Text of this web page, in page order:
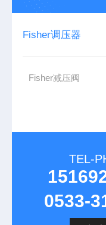
Fisher调压器
Fisher减压阀
TEL-
0533-